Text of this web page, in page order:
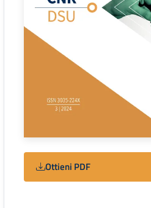
Ottieni PDF